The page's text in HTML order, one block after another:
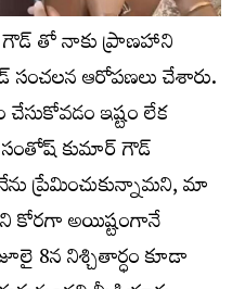
గౌడ్ తో నాకు ప్రాణహాని
సంచలన ఆరోపణలు చేశారు.
ఇష్టం లేక
సంతోష్ కుమార్ గౌడ్
ప్రేమించుకున్నామని, మా
కోరగా అయిష్టంగానే
8న నిశ్చితార్ధం కూడా